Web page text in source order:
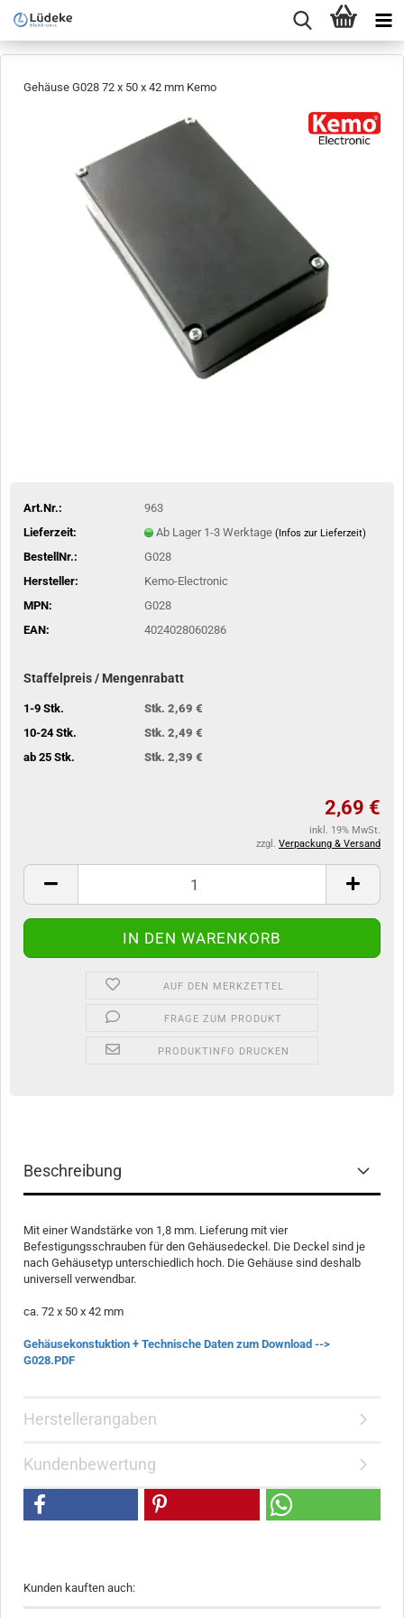
Gehäuse G028 72 x 50 x 42 mm Kemo
Art.Nr.:
963
Lieferzeit:
Ab Lager 1-3 Werktage (Infos zur Lieferzeit)
BestellNr.:
G028
Hersteller:
Kemo-Electronic
MPN:
G028
EAN:
4024028060286
Staffelpreis / Mengenrabatt
1-9 Stk.
Stk. 2,69 €
10-24 Stk.
Stk. 2,49 €
ab 25 Stk.
Stk. 2,39 €
2,69 €
inkl. 19% MwSt.
zzgl. Verpackung & Versand
AUF DEN MERKZETTEL
FRAGE ZUM PRODUKT
PRODUKTINFO DRUCKEN
Beschreibung
Mit einer Wandstärke von 1,8 mm. Lieferung mit vier
Befestigungsschrauben für den Gehäusedeckel. Die Deckel sind je
nach Gehäusetyp unterschiedlich hoch. Die Gehäuse sind deshalb
universell verwendbar.
ca. 72 x 50 x 42 mm
Gehäusekonstuktion + Technische Daten zum Download -->
G028.PDF
Herstellerangaben
Kundenbewertung
Kunden kauften auch: